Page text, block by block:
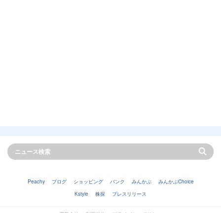
Peachy ブログ ショッピング バンク みんかぶ
みんかぶChoice
Kstyle
株探 プレスリリース